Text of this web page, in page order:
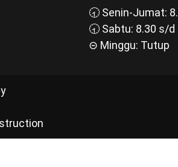
🕣 Senin-Jumat:
🕣 Sabtu: 8.30 s/d
⊝ Minggu: Tutup